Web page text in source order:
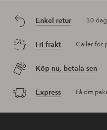
Enkel retur 30
Fri frakt Gäller för
Köp nu, betala sen
Express Få ditt